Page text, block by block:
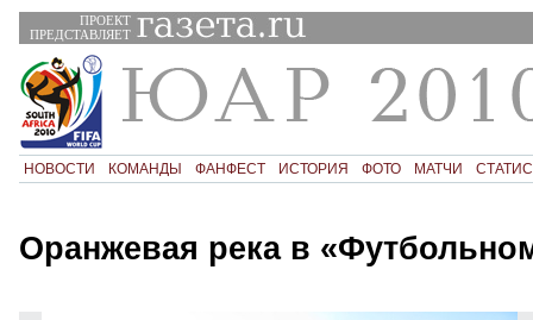
ПРОЕКТ
ПРЕДСТАВЛЯЕТ
НОВОСТИ КОМАНДЫ ФАНФЕСТ ИСТОРИЯ ФОТО МАТЧИ
Оранжевая река в